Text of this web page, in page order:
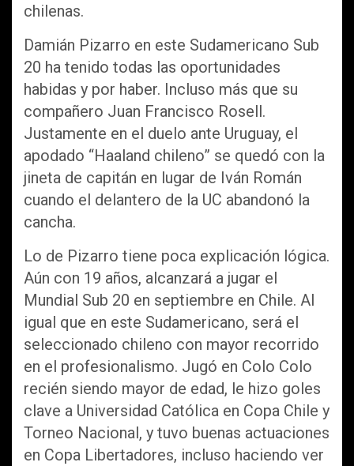
chilenas.
Damián Pizarro en este Sudamericano Sub
20 ha tenido todas las oportunidades
habidas y por haber. Incluso más que su
compañero Juan Francisco Rosell.
Justamente en el duelo ante Uruguay, el
apodado “Haaland chileno” se quedó con la
jineta de capitán en lugar de Iván Román
cuando el delantero de la UC abandonó la
cancha.
Lo de Pizarro tiene poca explicación lógica.
Aún con 19 años, alcanzará a jugar el
Mundial Sub 20 en septiembre en Chile. Al
igual que en este Sudamericano, será el
seleccionado chileno con mayor recorrido
en el profesionalismo. Jugó en Colo Colo
recién siendo mayor de edad, le hizo goles
clave a Universidad Católica en Copa Chile y
Torneo Nacional, y tuvo buenas actuaciones
en Copa Libertadores, incluso haciendo ver